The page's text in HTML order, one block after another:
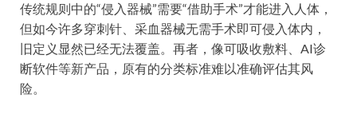
传统规则中的“侵入器械”需要“借助手术”才能进入人体，
但如今许多穿刺针、采血器械无需手术即可侵入体内，
旧定义显然已经无法覆盖。再者，像可吸收敷料、AI诊
断软件等新产品，原有的分类标准难以准确评估其风
险。